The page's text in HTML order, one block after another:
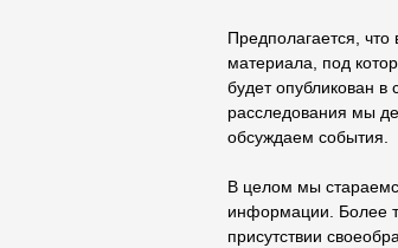
Предполагается,
материала, под
будет опубликован в
расследования мы
обсуждаем события.
В целом мы
информации. Более
присутствии